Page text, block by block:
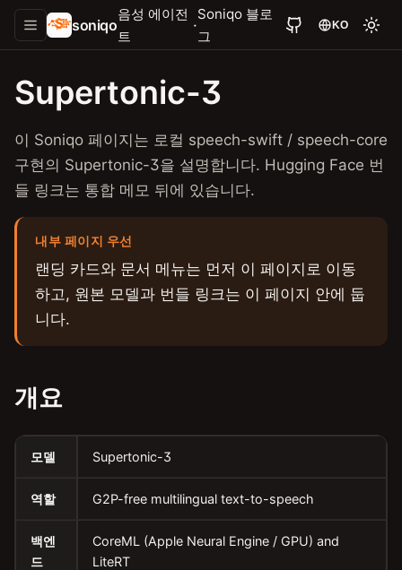
soniqo
음성 에이전
트
·
Soniqo 블로
그
KO
Supertonic-3
이 Soniqo 페이지는 로컬 speech-swift / speech-core
구현의 Supertonic-3을 설명합니다. Hugging Face 번
들 링크는 통합 메모 뒤에 있습니다.
내부 페이지 우선
랜딩 카드와 문서 메뉴는 먼저 이 페이지로 이동
하고, 원본 모델과 번들 링크는 이 페이지 안에 둡
니다.
개요
모델 Supertonic-3
역할 G2P-free multilingual text-to-speech
백엔
드
CoreML (Apple Neural Engine / GPU) and
LiteRT